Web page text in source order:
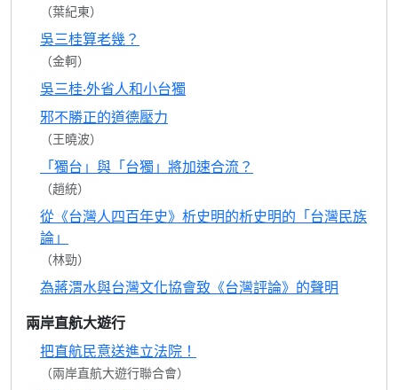
（葉紀東）
吳三桂算老幾？
（金軻）
吳三桂‧外省人和小台獨
邪不勝正的道德壓力
（王曉波）
「獨台」與「台獨」將加速合流？
（趙統）
從《台灣人四百年史》析史明的析史明的「台灣民族
論」
（林勁）
為蔣渭水與台灣文化協會致《台灣評論》的聲明
兩岸直航大遊行
把直航民意送進立法院！
（兩岸直航大遊行聯合會）